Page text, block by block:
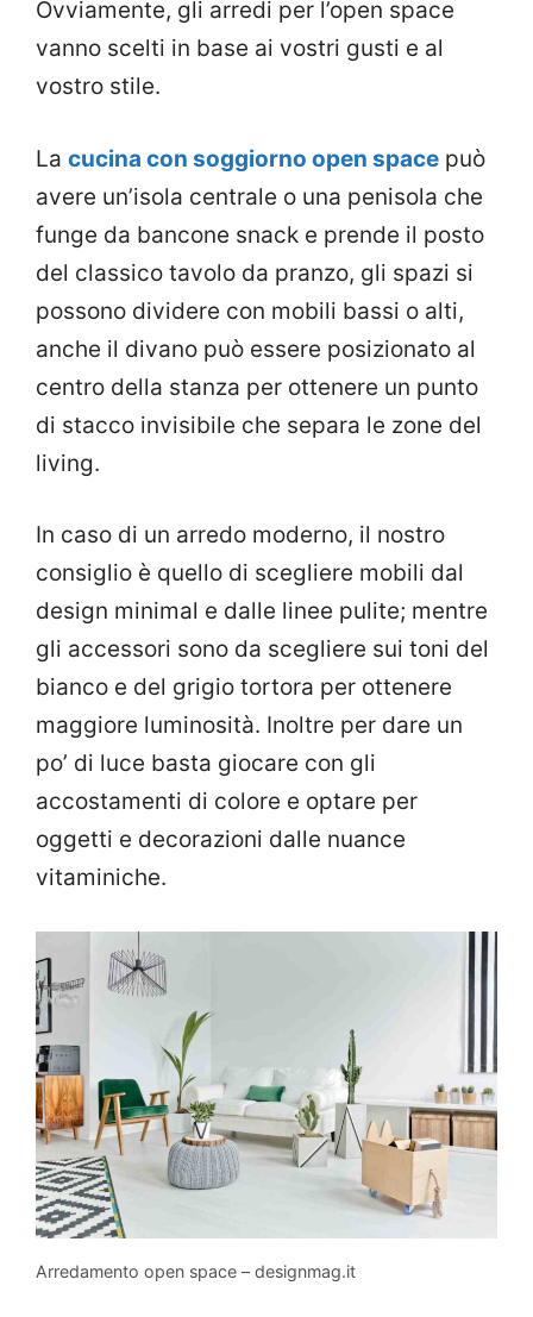
Ovviamente, gli arredi per l’open space
vanno scelti in base ai vostri gusti e al
vostro stile.
La cucina con soggiorno open space può
avere un’isola centrale o una penisola che
funge da bancone snack e prende il posto
del classico tavolo da pranzo, gli spazi si
possono dividere con mobili bassi o alti,
anche il divano può essere posizionato al
centro della stanza per ottenere un punto
di stacco invisibile che separa le zone del
living.
In caso di un arredo moderno, il nostro
consiglio è quello di scegliere mobili dal
design minimal e dalle linee pulite; mentre
gli accessori sono da scegliere sui toni del
bianco e del grigio tortora per ottenere
maggiore luminosità. Inoltre per dare un
po’ di luce basta giocare con gli
accostamenti di colore e optare per
oggetti e decorazioni dalle nuance
vitaminiche.
Arredamento open space – designmag.it